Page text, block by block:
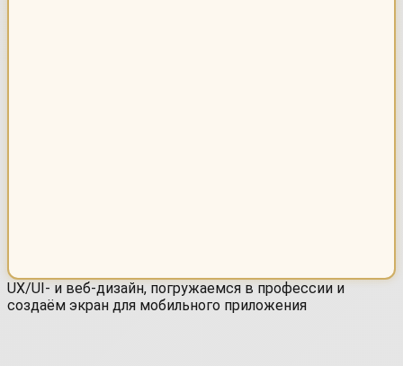
UX/UI- и веб-дизайн, погружаемся в профессии и
создаём экран для мобильного приложения